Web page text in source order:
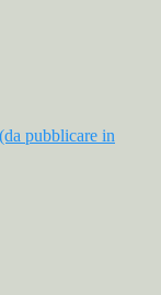
pubblicare in